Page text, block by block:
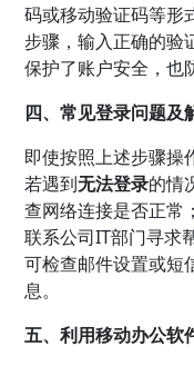
码或移动验证码等形
步骤，输入正确的验
保护了账户安全，也
四、常见登录问题及
即使按照上述步骤操
若遇到无法登录的情
查网络连接是否正
联系公司IT部门寻求
可检查邮件设置或短
息。
五、利用移动办公软